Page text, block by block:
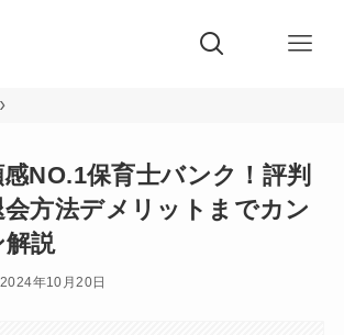
NO.1保育士バンク！評判
方法デメリットまでカン
解説
2024年10月20日